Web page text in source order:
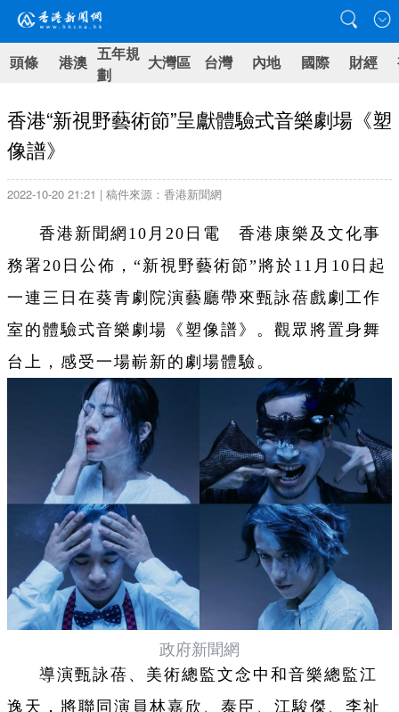
頭條 港澳 五年規
劃
大灣區 台灣 內地 國際 財經
香港“新視野藝術節”呈獻體驗式音樂劇場《塑
像譜》
2022-10-20 21:21 | 稿件來源：香港新聞網
香港新聞網10月20日電 香港康樂及文化事
務署20日公佈，“新視野藝術節”將於11月10日起
一連三日在葵青劇院演藝廳帶來甄詠蓓戲劇工作
室的體驗式音樂劇場《塑像譜》。觀眾將置身舞
台上，感受一場嶄新的劇場體驗。
政府新聞網
導演甄詠蓓、美術總監文念中和音樂總監江
逸天，將聯同演員林嘉欣、泰臣、江駿傑、李祉